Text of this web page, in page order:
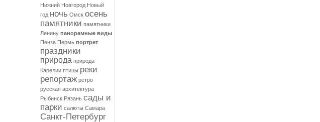
Нижний Новгород Новый
год ночь Омск осень
памятники памятники
Ленину панорамные виды
Пенза Пермь портрет
праздники
природа природа
Карелии птицы реки
репортаж ретро
русская архитектура
Рыбинск Рязань сады и
парки салюты Самара
Санкт-Петербург